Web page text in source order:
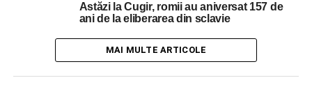
Astăzi la Cugir, romii au aniversat 157 de
ani de la eliberarea din sclavie
MAI MULTE ARTICOLE